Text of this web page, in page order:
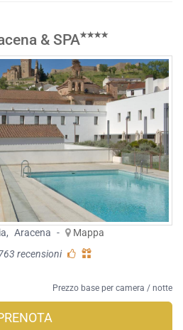
& SPA
, Aracena -
Mappa
recensioni
Prezzo base per camera / notte